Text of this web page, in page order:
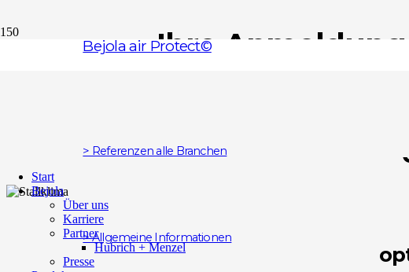
Bejola air Protect©
> Referenzen alle Branchen
> Allgemeine Informationen
Start
Bejola
Über uns
Karriere
Partner
Hubrich + Menzel
Presse
Ihre